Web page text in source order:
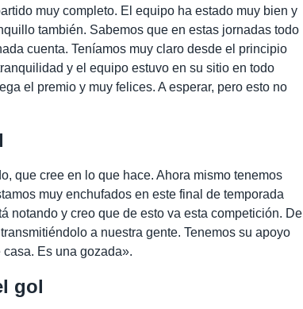
muy completo. El equipo ha estado muy bien y
también. Sabemos que en estas jornadas todo
cuenta. Teníamos muy claro desde el principio
y el equipo estuvo en su sitio en todo
el premio y muy felices. A esperar, pero esto no
que cree en lo que hace. Ahora mismo tenemos
muy enchufados en este final de temporada
notando y creo que de esto va esta competición. De
a nuestra gente. Tenemos su apoyo
Es una gozada».
gol